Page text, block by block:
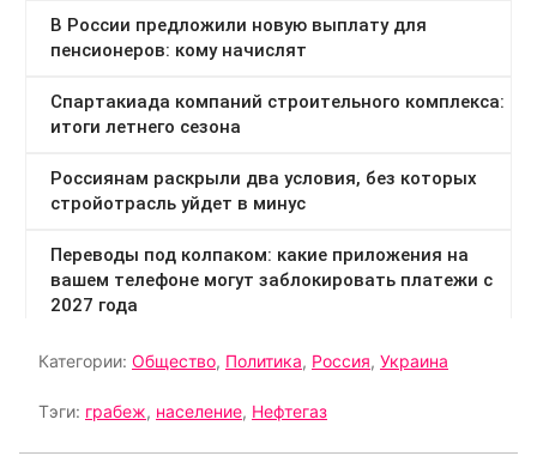
Категории: Общество, Политика, Россия, Украина
Тэги: грабеж, население, Нефтегаз